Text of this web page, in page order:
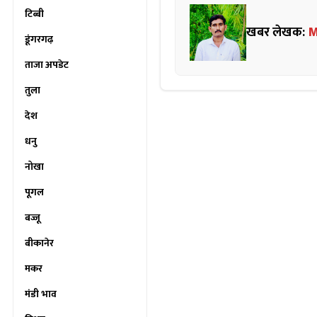
टिब्बी
डूंगरगढ़
ताजा अपडेट
तुला
देश
धनु
नोखा
पूगल
बज्जू
बीकानेर
मकर
मंडी भाव
खबर लेखक: